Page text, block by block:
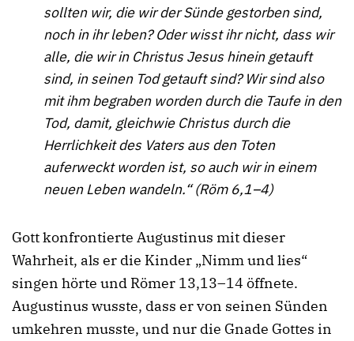
sollten wir, die wir der Sünde gestorben sind,
noch in ihr leben? Oder wisst ihr nicht, dass wir
alle, die wir in Christus Jesus hinein getauft
sind, in seinen Tod getauft sind? Wir sind also
mit ihm begraben worden durch die Taufe in den
Tod, damit, gleichwie Christus durch die
Herrlichkeit des Vaters aus den Toten
auferweckt worden ist, so auch wir in einem
neuen Leben wandeln.“ (Röm 6,1–4)
Gott konfrontierte Augustinus mit dieser
Wahrheit, als er die Kinder „Nimm und lies“
singen hörte und Römer 13,13–14 öffnete.
Augustinus wusste, dass er von seinen Sünden
umkehren musste, und nur die Gnade Gottes in